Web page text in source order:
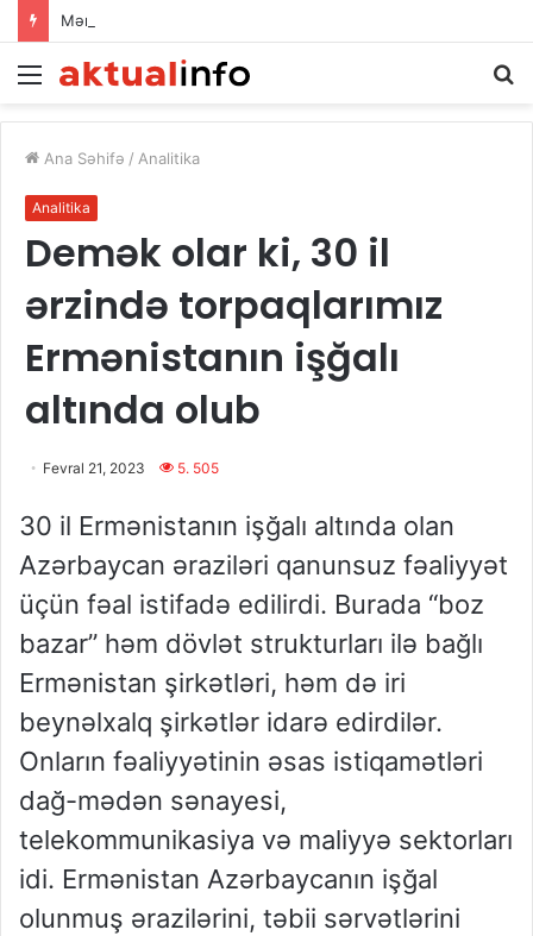
Menu
Ana Səhifə / Analitika
Analitika
Demək olar ki, 30 il
ərzində torpaqlarımız
Ermənistanın işğalı
altında olub
Fevral 21, 2023 5. 505
30 il Ermənistanın işğalı altında olan
Azərbaycan əraziləri qanunsuz fəaliyyət
üçün fəal istifadə edilirdi. Burada “boz
bazar” həm dövlət strukturları ilə bağlı
Ermənistan şirkətləri, həm də iri
beynəlxalq şirkətlər idarə edirdilər.
Onların fəaliyyətinin əsas istiqamətləri
dağ-mədən sənayesi,
telekommunikasiya və maliyyə sektorları
idi. Ermənistan Azərbaycanın işğal
olunmuş ərazilərini, təbii sərvətlərini